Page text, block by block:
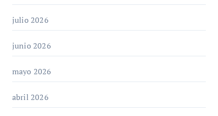
julio 2026
junio 2026
mayo 2026
abril 2026